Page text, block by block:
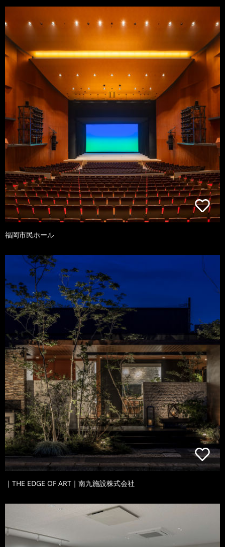
福岡市民ホール
｜THE EDGE OF ART｜南九施設株式会社